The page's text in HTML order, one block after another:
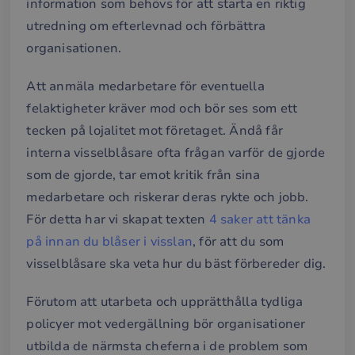
information som behövs för att starta en riktig
utredning om efterlevnad och förbättra
organisationen.
Att anmäla medarbetare för eventuella
felaktigheter kräver mod och bör ses som ett
tecken på lojalitet mot företaget. Ändå får
interna visselblåsare ofta frågan varför de gjorde
som de gjorde, tar emot kritik från sina
medarbetare och riskerar deras rykte och jobb.
För detta har vi skapat texten 4 saker att tänka
på innan du blåser i visslan, för att du som
visselblåsare ska veta hur du bäst förbereder dig.
Förutom att utarbeta och upprätthålla tydliga
policyer mot vedergällning bör organisationer
utbilda de närmsta cheferna i de problem som
Strikt nödvändigt Prestanda
Inriktning
Funktioner
Strikt nödvändiga kakor tillåter
kärnwebbplatsfunktioner som användarinloggning
och kontohantering. Webbplatsen kan inte
användas ordentligt utan strikt nödvändiga cookies.
Namn
Leverantör / Domän Utgång
__cf_bm
Cloudflare Inc.
.hsforms.net
29
sekunder